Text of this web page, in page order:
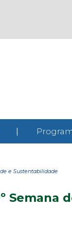
e Sustentabilidade
Semana